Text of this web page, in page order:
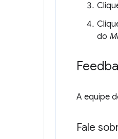
do
A equipe
Fale